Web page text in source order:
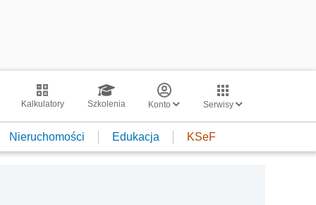
Kalkulatory Szkolenia Konto Serwisy
Nieruchomości Edukacja KSeF